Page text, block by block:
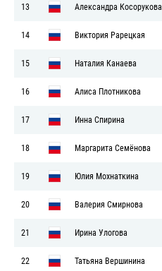
13 Александра Косорукова
14 Виктория Рарецкая
15 Наталия Канаева
16 Алиса Плотникова
17 Инна Спирина
18 Маргарита Семёнова
19 Юлия Мохнаткина
20 Валерия Смирнова
21 Ирина Улогова
22 Татьяна Вершинина